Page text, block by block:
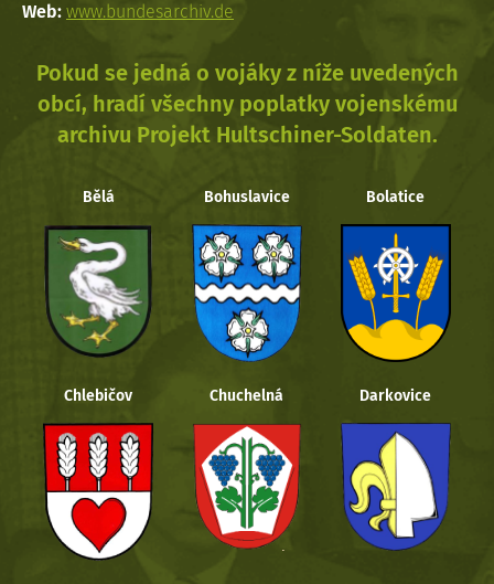
Web: www.bundesarchiv.de
Pokud se jedná o vojáky z níže uvedených
obcí, hradí všechny poplatky vojenskému
archivu Projekt Hultschiner-Soldaten.
Bělá Bohuslavice Bolatice
Chlebičov Chuchelná Darkovice